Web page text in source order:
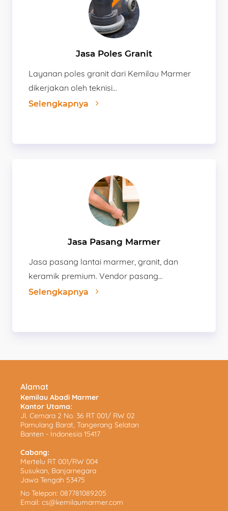
Jasa Poles Granit
Layanan poles granit dari Kemilau Marmer
dikerjakan oleh teknisi...
Selengkapnya
Jasa Pasang Marmer
Jasa pasang lantai marmer, granit, dan
keramik premium. Vendor pasang...
Selengkapnya
Alamat
Kemilau Abadi Marmer
Kantor Utama:
Jl. Cemara 2 No. 36 RT 001/ RW 02
Pamulang Barat, Tangerang Selatan
Banten - Indonesia 15417
Cabang:
Mertelu RT 001/RW 004
Susukan, Banjarnegara
Jawa Tengah 53475
No Telepon: 087781089205
Email: cs@kemilaumarmer.com